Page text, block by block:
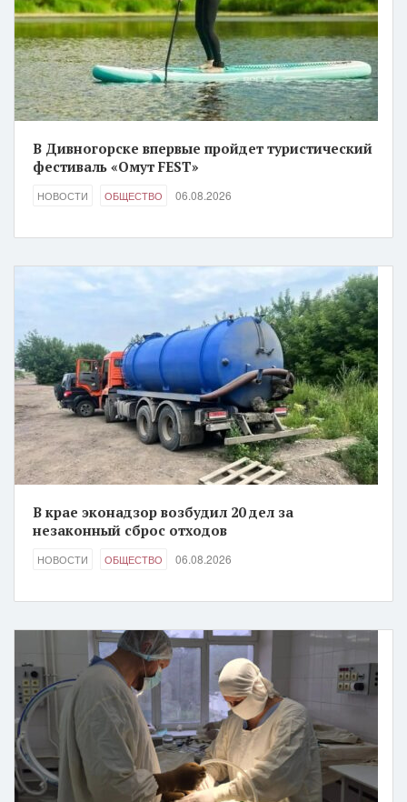
В Дивногорске впервые пройдет туристический
фестиваль «Омут FEST»
НОВОСТИ ОБЩЕСТВО 06.08.2026
В крае эконадзор возбудил 20 дел за
незаконный сброс отходов
НОВОСТИ ОБЩЕСТВО 06.08.2026